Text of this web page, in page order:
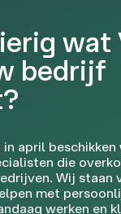
wat
bedrijf
april beschikken
die
Wij staan
met
werken en